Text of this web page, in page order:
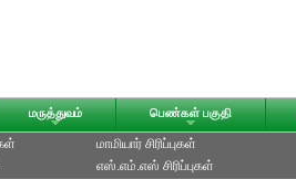
மருத்துவம் பெண்கள் பகுதி
மாமியார் சிரிப்புகள்
எஸ்.எம்.எஸ் சிரிப்புகள்